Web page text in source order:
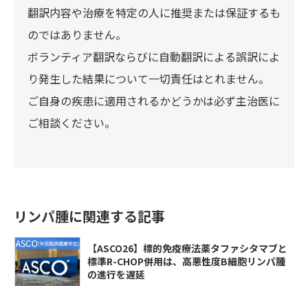
翻訳内容や治療を特定の人に推奨または保証するも
のではありません。
ボランティア翻訳ならびに自動翻訳による誤訳によ
り発生した結果について一切責任はとれません。
ご自身の疾患に適用されるかどうかは必ず主治医に
ご相談ください。
リンパ腫に関連する記事
【ASCO26】標的免疫療法薬タファシタマブと
標準R-CHOP併用は、高悪性度B細胞リンパ腫
の進行を遅延